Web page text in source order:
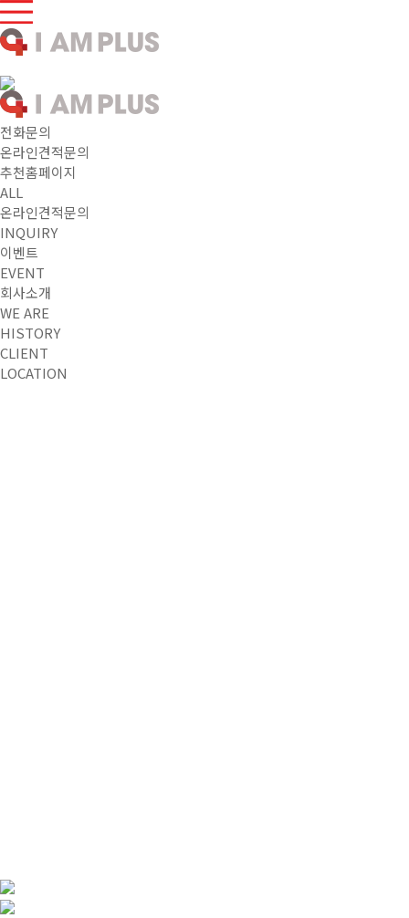
전화문의
온라인견적문의
추천홈페이지
ALL
온라인견적문의
INQUIRY
이벤트
EVENT
회사소개
WE ARE
HISTORY
CLIENT
LOCATION